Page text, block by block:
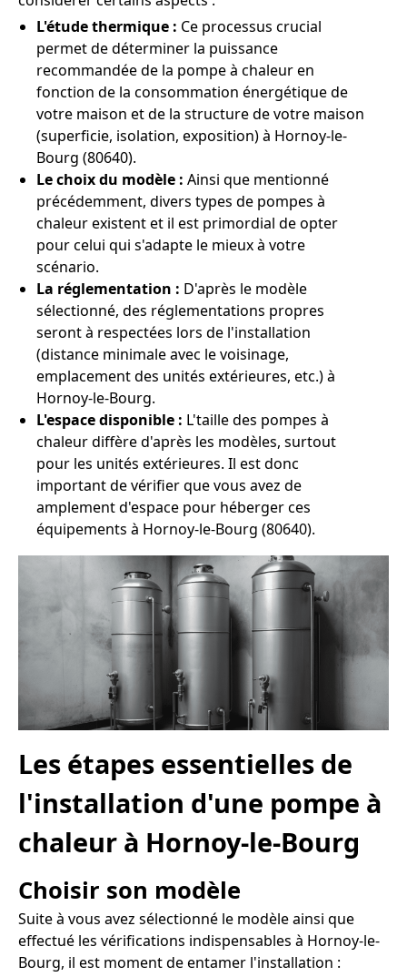
L'étude thermique : Ce processus crucial
permet de déterminer la puissance
recommandée de la pompe à chaleur en
fonction de la consommation énergétique de
votre maison et de la structure de votre maison
(superficie, isolation, exposition) à Hornoy-le-
Bourg (80640).
Le choix du modèle : Ainsi que mentionné
précédemment, divers types de pompes à
chaleur existent et il est primordial de opter
pour celui qui s'adapte le mieux à votre
scénario.
La réglementation : D'après le modèle
sélectionné, des réglementations propres
seront à respectées lors de l'installation
(distance minimale avec le voisinage,
emplacement des unités extérieures, etc.) à
Hornoy-le-Bourg.
L'espace disponible : L'taille des pompes à
chaleur diffère d'après les modèles, surtout
pour les unités extérieures. Il est donc
important de vérifier que vous avez de
amplement d'espace pour héberger ces
équipements à Hornoy-le-Bourg (80640).
Les étapes essentielles de
l'installation d'une pompe à
chaleur à Hornoy-le-Bourg
Choisir son modèle
Suite à vous avez sélectionné le modèle ainsi que
effectué les vérifications indispensables à Hornoy-le-
Bourg, il est moment de entamer l'installation :